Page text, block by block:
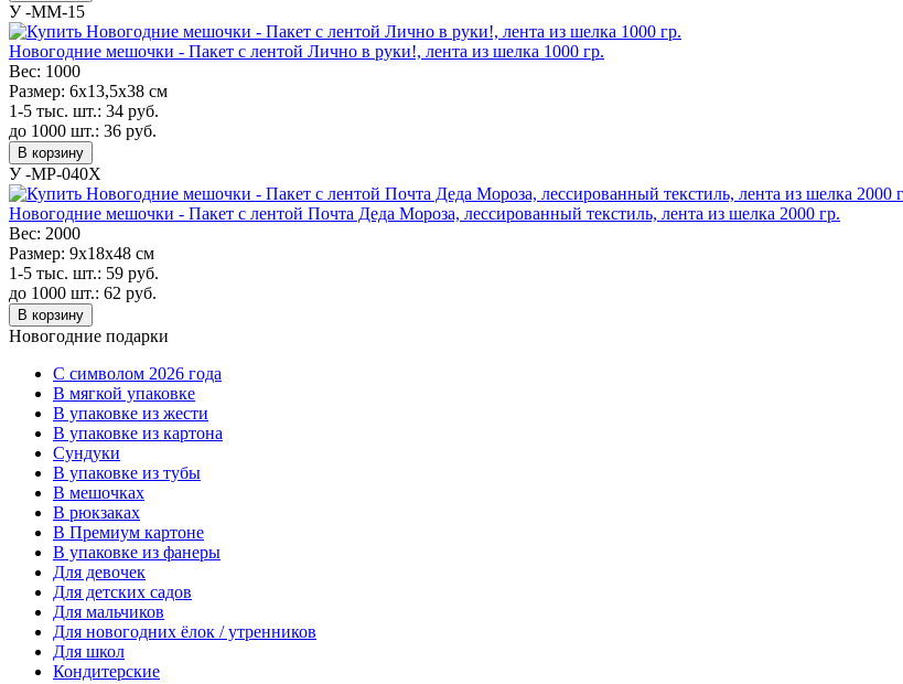
У -MM-15
Новогодние мешочки - Пакет с лентой Лично в руки!, лента из шелка 1000 гр.
Вес: 1000
Размер: 6х13,5х38 см
1-5 тыс. шт.: 34 руб.
до 1000 шт.: 36 руб.
В корзину
У -MP-040X
Новогодние мешочки - Пакет с лентой Почта Деда Мороза, лессированный текстиль, лента из шелка 2000 гр.
Вес: 2000
Размер: 9х18х48 см
1-5 тыс. шт.: 59 руб.
до 1000 шт.: 62 руб.
В корзину
Новогодние подарки
C символом 2026 года
В мягкой упаковке
В упаковке из жести
В упаковке из картона
Сундуки
В упаковке из тубы
В мешочках
В рюкзаках
В Премиум картоне
В упаковке из фанеры
Для девочек
Для детских садов
Для мальчиков
Для новогодних ёлок / утренников
Для школ
Кондитерские